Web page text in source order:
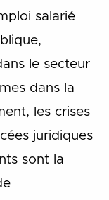
salarié
le secteur
dans la
les crises
juridiques
sont la